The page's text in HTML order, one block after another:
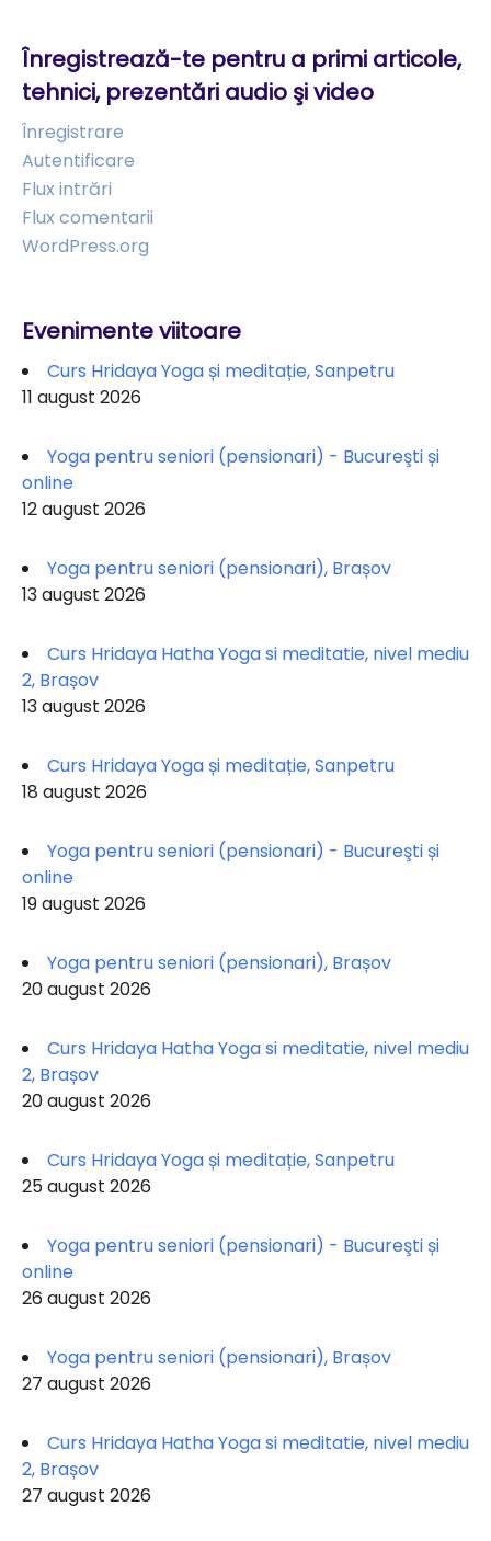
Înregistrează-te pentru a primi articole,
tehnici, prezentări audio şi video
Înregistrare
Autentificare
Flux intrări
Flux comentarii
WordPress.org
Evenimente viitoare
Curs Hridaya Yoga și meditație, Sanpetru
11 august 2026
Yoga pentru seniori (pensionari) - Bucureşti și
online
12 august 2026
Yoga pentru seniori (pensionari), Brașov
13 august 2026
Curs Hridaya Hatha Yoga si meditatie, nivel mediu
2, Brașov
13 august 2026
Curs Hridaya Yoga și meditație, Sanpetru
18 august 2026
Yoga pentru seniori (pensionari) - Bucureşti și
online
19 august 2026
Yoga pentru seniori (pensionari), Brașov
20 august 2026
Curs Hridaya Hatha Yoga si meditatie, nivel mediu
2, Brașov
20 august 2026
Curs Hridaya Yoga și meditație, Sanpetru
25 august 2026
Yoga pentru seniori (pensionari) - Bucureşti și
online
26 august 2026
Yoga pentru seniori (pensionari), Brașov
27 august 2026
Curs Hridaya Hatha Yoga si meditatie, nivel mediu
2, Brașov
27 august 2026